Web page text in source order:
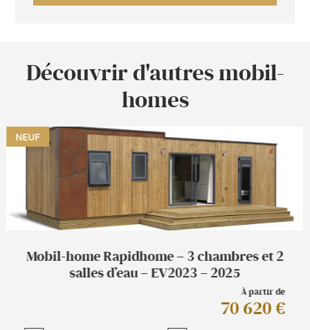
Découvrir d'autres mobil-
homes
NEUF
Mobil-home Rapidhome – 3 chambres et 2
salles d’eau – EV2023 – 2025
À partir de
70 620 €